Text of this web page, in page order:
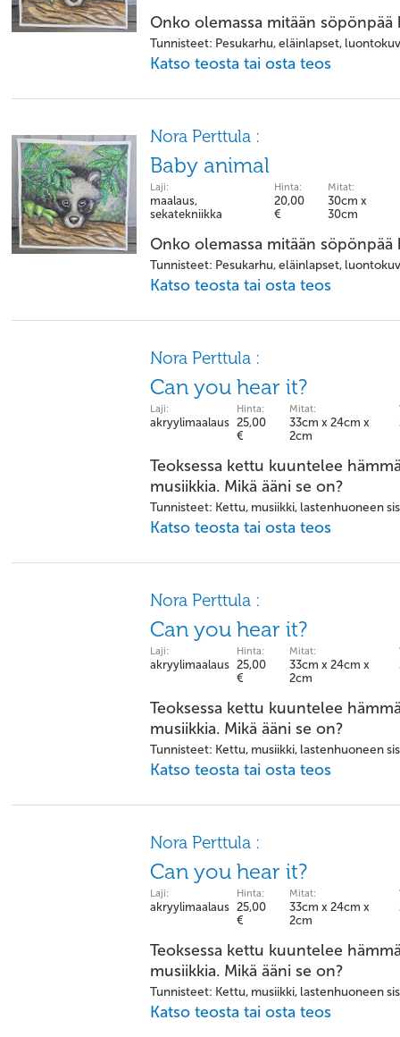
Onko olemassa mitään söpönpää
Tunnisteet: Pesukarhu, eläinlapset,
Katso teosta tai osta teos
Nora Perttula :
Baby animal
Laji:
maalaus,
sekatekniikka
Hinta:
20,00
€
Mitat:
30cm x
30cm
Onko olemassa mitään söpönpää
Tunnisteet: Pesukarhu, eläinlapset,
Katso teosta tai osta teos
Nora Perttula :
Can you hear it?
Laji:
akryylimaalaus
Hinta:
25,00
€
Mitat:
33cm x 24cm x
2cm
Teoksessa kettu kuuntelee
musiikkia. Mikä ääni se on?
Tunnisteet: Kettu, musiikki, lastenhuoneen
Katso teosta tai osta teos
Nora Perttula :
Can you hear it?
Laji:
akryylimaalaus
Hinta:
25,00
€
Mitat:
33cm x 24cm x
2cm
Teoksessa kettu kuuntelee
musiikkia. Mikä ääni se on?
Tunnisteet: Kettu, musiikki, lastenhuoneen
Katso teosta tai osta teos
Nora Perttula :
Can you hear it?
Laji:
akryylimaalaus
Hinta:
25,00
€
Mitat:
33cm x 24cm x
2cm
Teoksessa kettu kuuntelee
musiikkia. Mikä ääni se on?
Tunnisteet: Kettu, musiikki, lastenhuoneen
Katso teosta tai osta teos